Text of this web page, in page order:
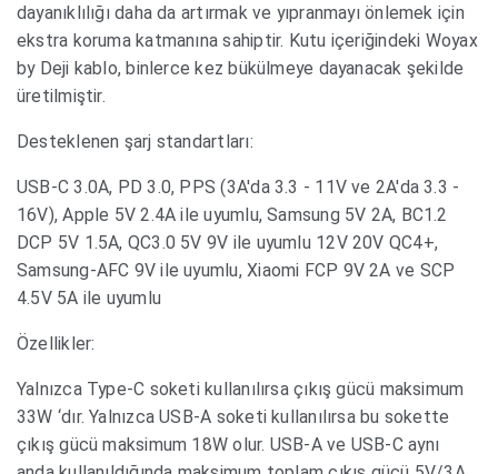
dayanıklılığı daha da artırmak ve yıpranmayı önlemek için
ekstra koruma katmanına sahiptir. Kutu içeriğindeki Woyax
by Deji kablo, binlerce kez bükülmeye dayanacak şekilde
üretilmiştir.
Desteklenen şarj standartları:
USB-C 3.0A, PD 3.0, PPS (3A'da 3.3 - 11V ve 2A'da 3.3 -
16V), Apple 5V 2.4A ile uyumlu, Samsung 5V 2A, BC1.2
DCP 5V 1.5A, QC3.0 5V 9V ile uyumlu 12V 20V QC4+,
Samsung-AFC 9V ile uyumlu, Xiaomi FCP 9V 2A ve SCP
4.5V 5A ile uyumlu
Özellikler:
Yalnızca Type-C soketi kullanılırsa çıkış gücü maksimum
33W ‘dır. Yalnızca USB-A soketi kullanılırsa bu sokette
çıkış gücü maksimum 18W olur. USB-A ve USB-C aynı